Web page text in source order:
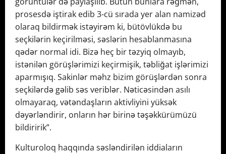
prosesdə iştirak edib 3-cü sırada yer alan namizəd
olaraq bildirmək istəyirəm ki, bütövlükdə bu
seçkilərin keçirilməsi, səslərin hesablanmasına
qədər normal idi. Bizə heç bir təzyiq olmayıb,
istənilən görüşlərimizi keçirmişik, təbliğat işlərimizi
aparmışıq. Sakinlər məhz bizim görüşlərdən sonra
seçkilərdə gəlib səs veriblər. Nəticəsindən asılı
olmayaraq, vətəndaşların aktivliyini yüksək
dəyərləndirir, onların hər birinə təşəkkürümüzü
bildiririk”.
Kulturoloq haqqında səsləndirilən iddiaların